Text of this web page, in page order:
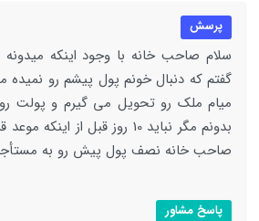
پرسش
سلام صاحب خانه با وجود اینکه
گفتم که دنبال خونم پول پیشم رو نمیده
میام ملک رو تحویل می گیرم و پولت
بدونم مگر نباید 10 روز قبل از
صاحب خانه نصف پول پیش رو به مستأجر
پاسخ مشاور